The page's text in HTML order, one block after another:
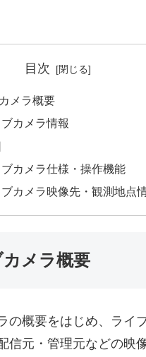
目次
メラ概要
カメラ情報
カメラ仕様・操作機能
カメラ映像先・観測地点
メラ概要
の概要をはじめ、ライ
信元・管理元などの映像